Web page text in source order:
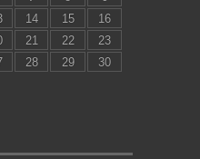
14 15
16
21 22
23
28 29
30